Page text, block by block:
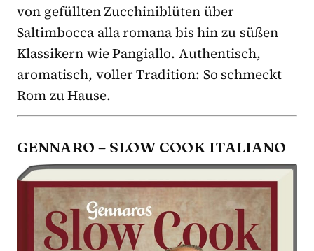
von gefüllten Zucchiniblüten über
Saltimbocca alla romana bis hin zu süßen
Klassikern wie Pangiallo. Authentisch,
aromatisch, voller Tradition: So schmeckt
Rom zu Hause.
GENNARO – SLOW COOK ITALIANO